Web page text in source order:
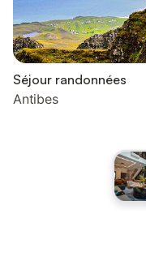
Séjour randonnées
Antibes